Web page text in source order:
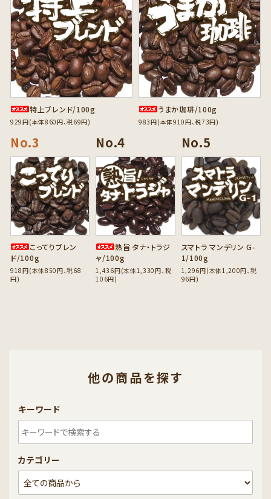
特上ブレンド/100g
929円(本体860円、税69円)
うまか珈琲/100g
983円(本体910円、税73円)
こってりブレン
ド/100g
918円(本体850円、税68
円)
favorite
熟旨 タナ・トラジ
ャ/100g
1,436円(本体1,330円、税
106円)
favorite
スマトラ マンデリン G-
1/100g
1,296円(本体1,200円、税
96円)
favorite
他の商品を探す
キーワード
カテゴリー